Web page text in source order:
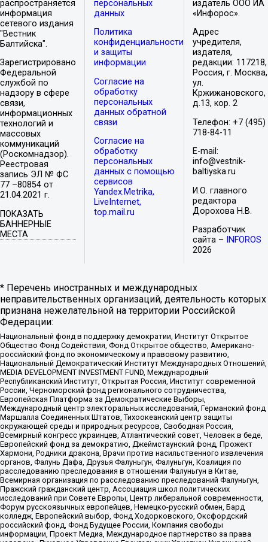
распространяется
информация
сетевого издания
"Вестник
Балтийска".
Зарегистрировано
Федеральной
службой по
надзору в сфере
связи,
информационных
технологий и
массовых
коммуникаций
(Роскомнадзор).
Реестровая
запись ЭЛ № ФС
77 –80854 от
21.04.2021 г.
ПОКАЗАТЬ
БАННЕРНЫЕ
МЕСТА
персональных
данных
Политика
конфиденциальности
и защиты
информации
Согласие на
обработку
персональных
данных обратной
связи
Согласие на
обработку
персональных
данных с помощью
сервисов
Yandex.Metrika,
LiveInternet,
top.mail.ru
издатель ООО ИА
«Инфорос».
Адрес
учредителя,
издателя,
редакции: 117218,
Россия, г. Москва,
ул.
Кржижановского,
д.13, кор. 2
Телефон: +7 (495)
718-84-11
E-mail:
info@vestnik-
baltiyska.ru
И.О. главного
редактора
Дорохова Н.В.
Разработчик
сайта –
INFOROS
2026
* Перечень иностранных и международных
неправительственных организаций, деятельность которых
признана нежелательной на территории Российской
Федерации:
Национальный фонд в поддержку демократии, Институт Открытое
Общество Фонд Содействия, Фонд Открытое общество, Американо-
российский фонд по экономическому и правовому развитию,
Национальный Демократический Институт Международных Отношений,
MEDIA DEVELOPMENT INVESTMENT FUND, Международный
Республиканский Институт, Открытая Россия, Институт современной
России, Черноморский фонд регионального сотрудничества,
Европейская Платформа за Демократические Выборы,
Международный центр электоральных исследований, Германский фонд
Маршалла Соединенных Штатов, Тихоокеанский центр защиты
окружающей среды и природных ресурсов, Свободная Россия,
Всемирный конгресс украинцев, Атлантический совет, Человек в беде,
Европейский фонд за демократию, Джеймстаунский фонд, Прожект
Хармони, Родники дракона, Врачи против насильственного извлечения
органов, Фалунь Дафа, Друзья Фалуньгун, Фалуньгун, Коалиция по
расследованию преследования в отношении Фалуньгун в Китае,
Всемирная организация по расследованию преследований Фалуньгун,
Пражский гражданский центр, Ассоциация школ политических
исследований при Совете Европы, Центр либеральной современности,
Форум русскоязычных европейцев, Немецко-русский обмен, Бард
колледж, Европейский выбор, Фонд Ходорковского, Оксфордский
российский фонд, Фонд Будущее России, Компания свободы
информации, Проект Медиа, Международное партнерство за права